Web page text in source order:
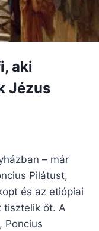
aki
Jézus
– már
Pilátust,
és az etiópiai
tisztelik őt. A
Poncius